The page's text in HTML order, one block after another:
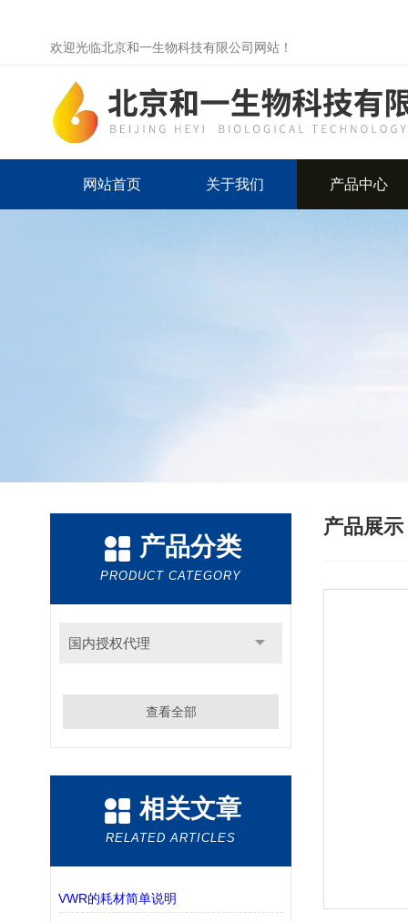
欢迎光临北京和一生物科技有限公司网站！
网站首页 关于我们 产品中心
产品分类
PRODUCT CATEGORY
国内授权代理
查看全部
相关文章
RELATED ARTICLES
VWR的耗材简单说明
产品展示